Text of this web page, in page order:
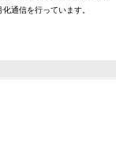
通信を行っています。